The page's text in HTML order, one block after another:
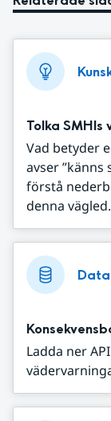
Tolka
Vad betyder
avser
förstå
denna
Data
Ladda ner